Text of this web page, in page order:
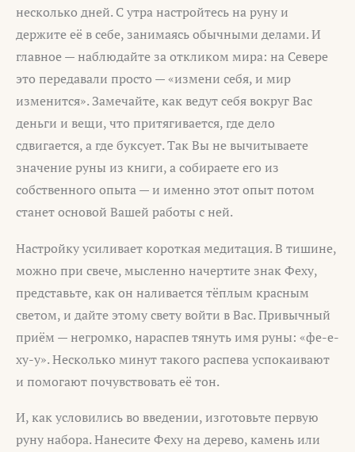
несколько дней. С утра настройтесь на руну и
держите её в себе, занимаясь обычными делами. И
главное — наблюдайте за откликом мира: на Севере
это передавали просто — «измени себя, и мир
изменится». Замечайте, как ведут себя вокруг Вас
деньги и вещи, что притягивается, где дело
сдвигается, а где буксует. Так Вы не вычитываете
значение руны из книги, а собираете его из
собственного опыта — и именно этот опыт потом
станет основой Вашей работы с ней.
Настройку усиливает короткая медитация. В тишине,
можно при свече, мысленно начертите знак Феху,
представьте, как он наливается тёплым красным
светом, и дайте этому свету войти в Вас. Привычный
приём — негромко, нараспев тянуть имя руны: «фе-е-
ху-у». Несколько минут такого распева успокаивают
и помогают почувствовать её тон.
И, как условились во введении, изготовьте первую
руну набора. Нанесите Феху на дерево, камень или